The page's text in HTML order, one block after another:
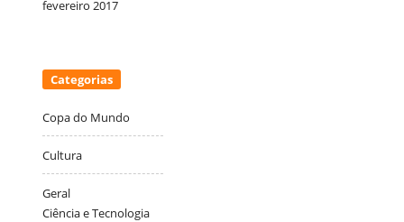
fevereiro 2017
Categorias
Copa do Mundo
Cultura
Geral
Ciência e Tecnologia